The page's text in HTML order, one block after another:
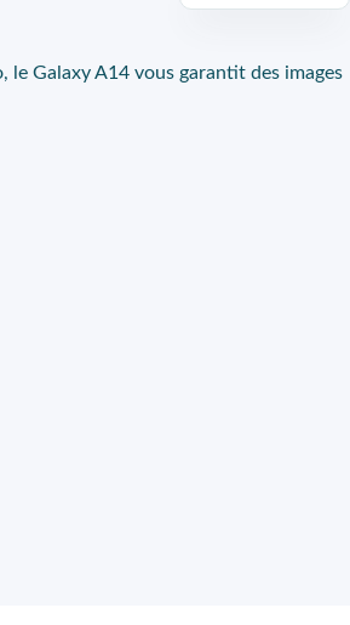
Galaxy A14 vous garantit des images